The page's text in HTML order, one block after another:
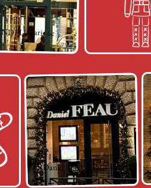
- Paris 6e
Daniel FÉAU - Paris 16e